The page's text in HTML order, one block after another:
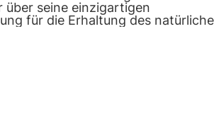
über seine einzigartigen
für die Erhaltung des